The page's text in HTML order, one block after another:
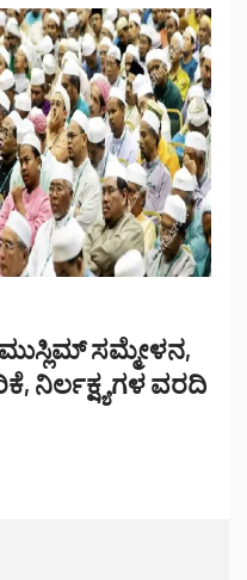
ಮುಸ್ಲಿಮ್ ಸಮ್ಮೇಳನ,
ನಿರ್ಲಕ್ಷ್ಯಗಳ ವರದಿ